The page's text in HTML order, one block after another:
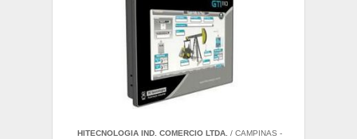
HITECNOLOGIA IND. COMERCIO LTDA. / CAMPINAS -